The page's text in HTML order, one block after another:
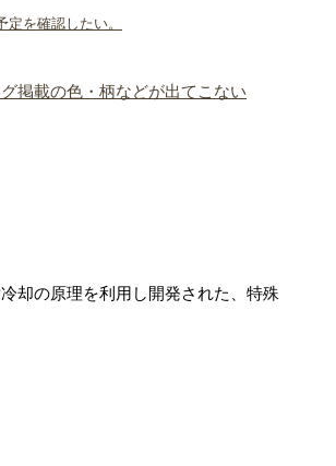
定を確認したい。
掲載の色・柄などが出てこない
却の原理を利用し開発された、特殊